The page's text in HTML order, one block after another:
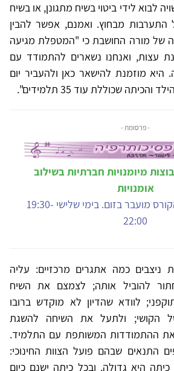
לבוא לידי ביטוי בשיח מתגונן, או בשיח
התערבות מבחוץ. ואמנם, אפשר להבין
של מורה החושבת כי "המטפלת מגיעה
עצות, ואנחנו נשארים להתמודד עם
היא מוזמנת להישאר כאן ולהעביר יום
שכוללת עוד 35 תלמידים".
- פרסומת -
מיומנויות חברתיות בשילוב
אומנויות
פתיחה 3.11.26. הקורס מועבר בזום. בימי שלישי 19:30-
22:00
ניצבים כמה אתגרים מרכזיים: עליה
להוביל אותה; לצמצם את השיח
לוודא שהדיון לא מוקדש ברובו
הקושי; ולתעל את השיחה להשגת
ההתמודדות המשותפת עם התלמיד.
התנאים שבהם פועל הצוות החינוכי:
היא גדולה, ובכל כיתה ישנם כיום